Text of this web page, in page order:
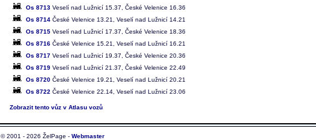
Os 8713 Veselí nad Lužnicí 15.37, České Velenice 16.36
Os 8714 České Velenice 13.21, Veselí nad Lužnicí 14.21
Os 8715 Veselí nad Lužnicí 17.37, České Velenice 18.36
Os 8716 České Velenice 15.21, Veselí nad Lužnicí 16.21
Os 8717 Veselí nad Lužnicí 19.37, České Velenice 20.36
Os 8719 Veselí nad Lužnicí 21.37, České Velenice 22.49
Os 8720 České Velenice 19.21, Veselí nad Lužnicí 20.21
Os 8722 České Velenice 22.14, Veselí nad Lužnicí 23.06
Zobrazit tento vůz v Atlasu vozů
© 2001 - 2026 ŽelPage - Webmaster